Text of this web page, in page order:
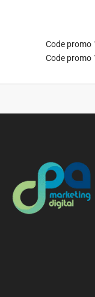
Code promo
Code promo